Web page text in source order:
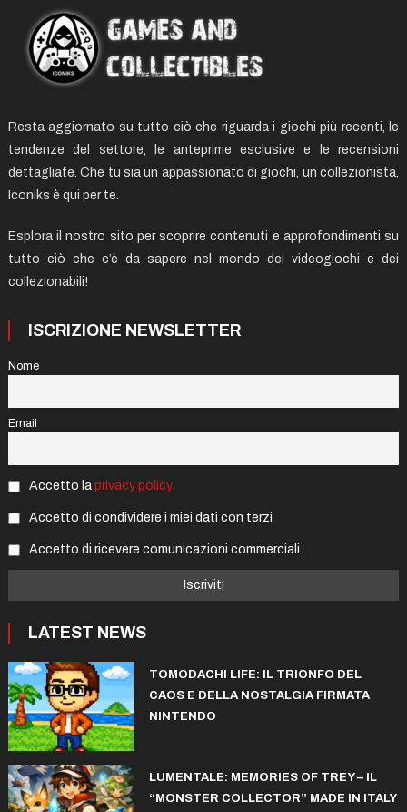
Resta aggiornato su tutto ciò che riguarda i giochi più recenti, le
tendenze del settore, le anteprime esclusive e le recensioni
dettagliate. Che tu sia un appassionato di giochi, un collezionista,
Iconiks è qui per te.
Esplora il nostro sito per scoprire contenuti e approfondimenti su
tutto ciò che c’è da sapere nel mondo dei videogiochi e dei
collezionabili!
ISCRIZIONE NEWSLETTER
Nome
Email
Accetto la privacy policy
Accetto di condividere i miei dati con terzi
Accetto di ricevere comunicazioni commerciali
LATEST NEWS
TOMODACHI LIFE: IL TRIONFO DEL
CAOS E DELLA NOSTALGIA FIRMATA
NINTENDO
LUMENTALE: MEMORIES OF TREY – IL
“MONSTER COLLECTOR” MADE IN ITALY